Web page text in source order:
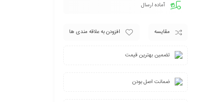
آماده ارسال
مقایسه افزودن به علاقه مندی ها
تضمین بهترین قیمت
ضمانت اصل بودن